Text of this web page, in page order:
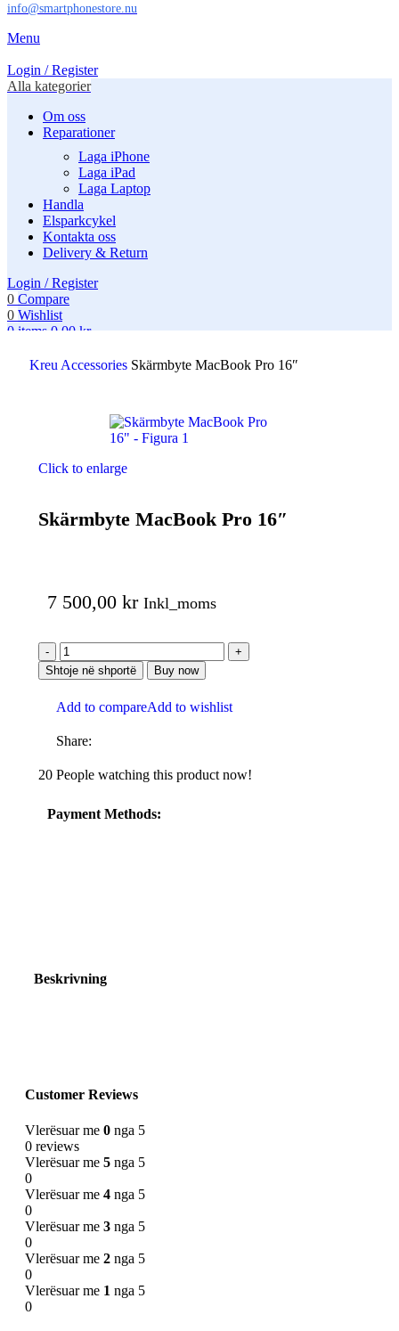
info@smartphonestore.nu
Menu
Login / Register
Alla kategorier
Om oss
Reparationer
Laga iPhone
Laga iPad
Laga Laptop
Handla
Elsparkcykel
Kontakta oss
Delivery & Return
Login / Register
0 Compare
0 Wishlist
0items 0,00kr
Kreu Accessories Skärmbyte MacBook Pro 16″
Click to enlarge
Skärmbyte MacBook Pro 16″
7 500,00 kr Inkl_moms
Shtoje në shportë Buy now
Add to compareAdd to wishlist
Share:
20 People watching this product now!
Payment Methods:
Beskrivning
Customer Reviews
Vlerësuar me 0 nga 5
0 reviews
Vlerësuar me 5 nga 5
0
Vlerësuar me 4 nga 5
0
Vlerësuar me 3 nga 5
0
Vlerësuar me 2 nga 5
0
Vlerësuar me 1 nga 5
0